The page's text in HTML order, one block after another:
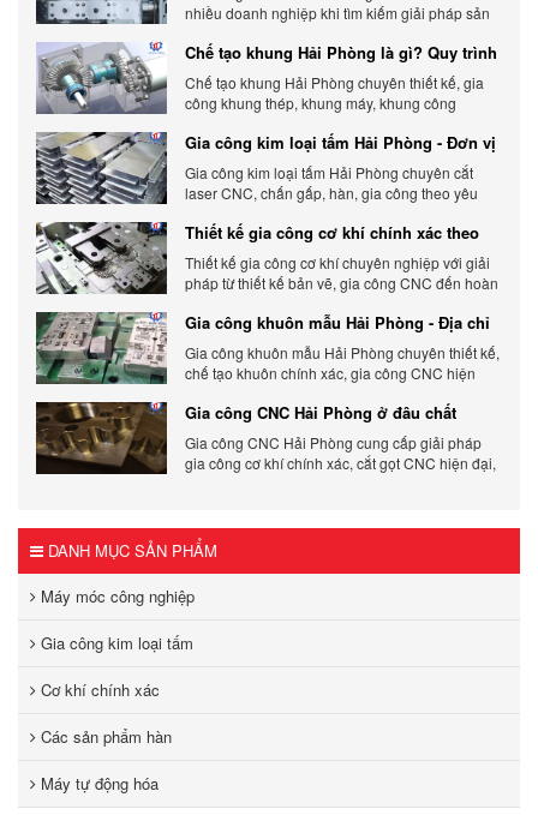
nhiều doanh nghiệp khi tìm kiếm giải pháp sản
Chế tạo khung Hải Phòng là gì? Quy trình
gia công chi tiết
Chế tạo khung Hải Phòng chuyên thiết kế, gia
công khung thép, khung máy, khung công
chắc và tối ưu chi phí.
Gia công kim loại tấm Hải Phòng - Đơn vị
gia công uy tín 2026
Gia công kim loại tấm Hải Phòng chuyên cắt
laser CNC, chấn gấp, hàn, gia công theo yêu
phí.
Thiết kế gia công cơ khí chính xác theo
yêu cầu
Thiết kế gia công cơ khí chuyên nghiệp với giải
pháp từ thiết kế bản vẽ, gia công CNC đến hoàn
và tiến độ.
Gia công khuôn mẫu Hải Phòng - Địa chỉ
gia công chất lượng
Gia công khuôn mẫu Hải Phòng chuyên thiết kế,
chế tạo khuôn chính xác, gia công CNC hiện
tranh.
Gia công CNC Hải Phòng ở đâu chất
lượng, giá tốt?
Gia công CNC Hải Phòng cung cấp giải pháp
gia công cơ khí chính xác, cắt gọt CNC hiện đại,
DANH MỤC SẢN PHẨM
Máy móc công nghiệp
Gia công kim loại tấm
Cơ khí chính xác
Các sản phẩm hàn
Máy tự động hóa